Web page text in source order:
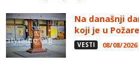
Na današnji
koji je u
VESTI 08/08/2026